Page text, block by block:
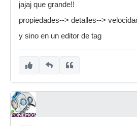
jajaj que grande!!
propiedades--> detalles-->
y sino en un editor de tag